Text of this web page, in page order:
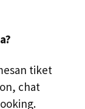
tiket
chat